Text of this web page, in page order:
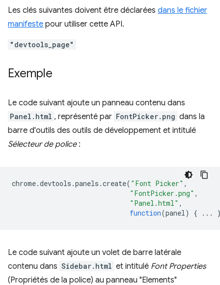
Les clés suivantes doivent être déclarées dans le fichier
manifeste pour utiliser cette API.
"devtools_page"
Exemple
Le code suivant ajoute un panneau contenu dans
Panel.html , représenté par FontPicker.png dans la
barre d'outils des outils de développement et intitulé
Sélecteur de police:
chrome.devtools .panels .create( "Font Picker" ,
"FontPicker.png" ,
"Panel.html" ,
function(panel) { ...
Le code suivant ajoute un volet de barre latérale
contenu dans Sidebar.html et intitulé Font Properties
(Propriétés de la police) au panneau "Elements"